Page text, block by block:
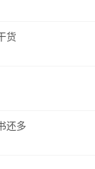
货
还多